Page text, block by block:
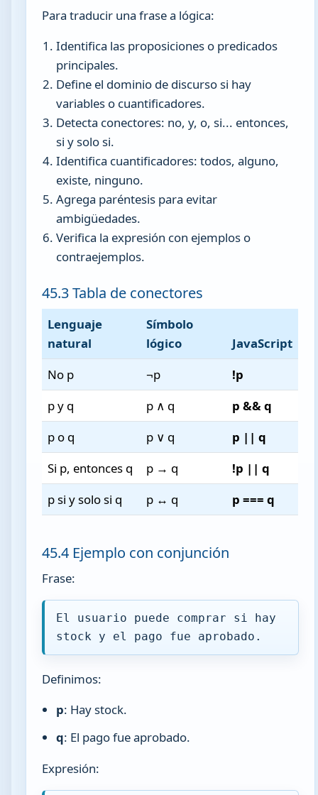
Para traducir una frase a lógica:
Identifica las proposiciones o predicados
principales.
Define el dominio de discurso si hay
variables o cuantificadores.
Detecta conectores: no, y, o, si... entonces,
si y solo si.
Identifica cuantificadores: todos, alguno,
existe, ninguno.
Agrega paréntesis para evitar
ambigüedades.
Verifica la expresión con ejemplos o
contraejemplos.
45.3 Tabla de conectores
Lenguaje
natural
Símbolo
lógico
JavaScript
No p
¬p
!p
p y q
p ∧ q
p && q
p o q
p ∨ q
p || q
Si p, entonces q
p → q
!p || q
p si y solo si q
p ↔ q p === q
45.4 Ejemplo con conjunción
Frase:
El usuario puede comprar si hay
stock y el pago fue aprobado.
Definimos:
p: Hay stock.
q: El pago fue aprobado.
Expresión: